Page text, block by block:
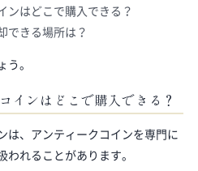
ンはどこで購入できる？
できる場所は？
う。
インはどこで購入できる？
は、アンティークコインを専門に
われることがあります。